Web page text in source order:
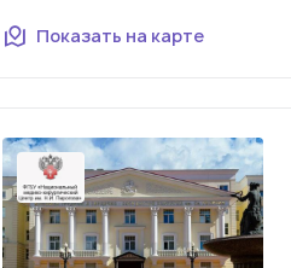
Показать на карте